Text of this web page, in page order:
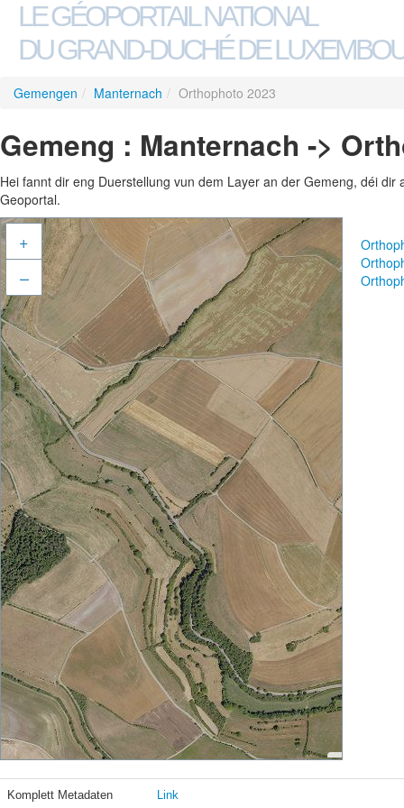
LE GÉOPORTAIL NATIONAL
DU GRAND-DUCHÉ DE
Gemengen / Manternach / Orthophoto 2023
Gemeng : Manternach ->
Hei fannt dir eng Duerstellung vun dem Layer an der Gemeng, déi
Geoportal.
+
–
Komplett Metadaten Link